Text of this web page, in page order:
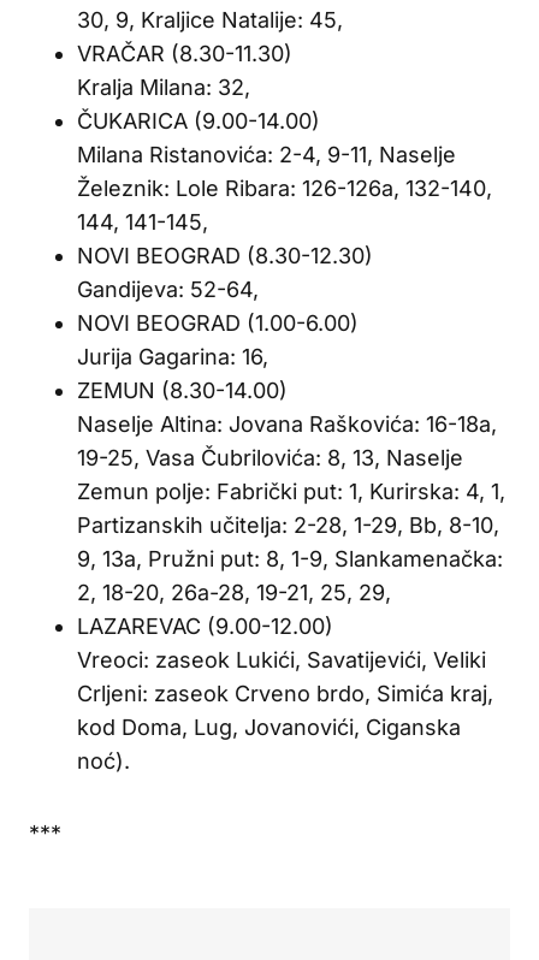
30, 9, Kraljice Natalije: 45,
VRAČAR (8.30-11.30)
Kralja Milana: 32,
ČUKARICA (9.00-14.00)
Milana Ristanovića: 2-4, 9-11, Naselje
Železnik: Lole Ribara: 126-126a, 132-140,
144, 141-145,
NOVI BEOGRAD (8.30-12.30)
Gandijeva: 52-64,
NOVI BEOGRAD (1.00-6.00)
Jurija Gagarina: 16,
ZEMUN (8.30-14.00)
Naselje Altina: Jovana Raškovića: 16-18a,
19-25, Vasa Čubrilovića: 8, 13, Naselje
Zemun polje: Fabrički put: 1, Kurirska: 4, 1,
Partizanskih učitelja: 2-28, 1-29, Bb, 8-10,
9, 13a, Pružni put: 8, 1-9, Slankamenačka:
2, 18-20, 26a-28, 19-21, 25, 29,
LAZAREVAC (9.00-12.00)
Vreoci: zaseok Lukići, Savatijevići, Veliki
Crljeni: zaseok Crveno brdo, Simića kraj,
kod Doma, Lug, Jovanovići, Ciganska
noć).
***